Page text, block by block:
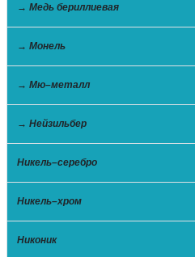
→ Медь бериллиевая
→ Монель
→ Мю–металл
→ Нейзильбер
Никель–серебро
Никель–хром
Никоник